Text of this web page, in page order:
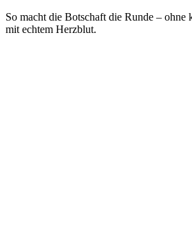
So macht die Botschaft die Runde – ohne
mit echtem Herzblut.